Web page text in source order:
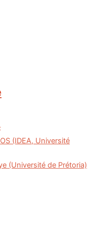
(IDEA, Université
(Université de Prétoria)